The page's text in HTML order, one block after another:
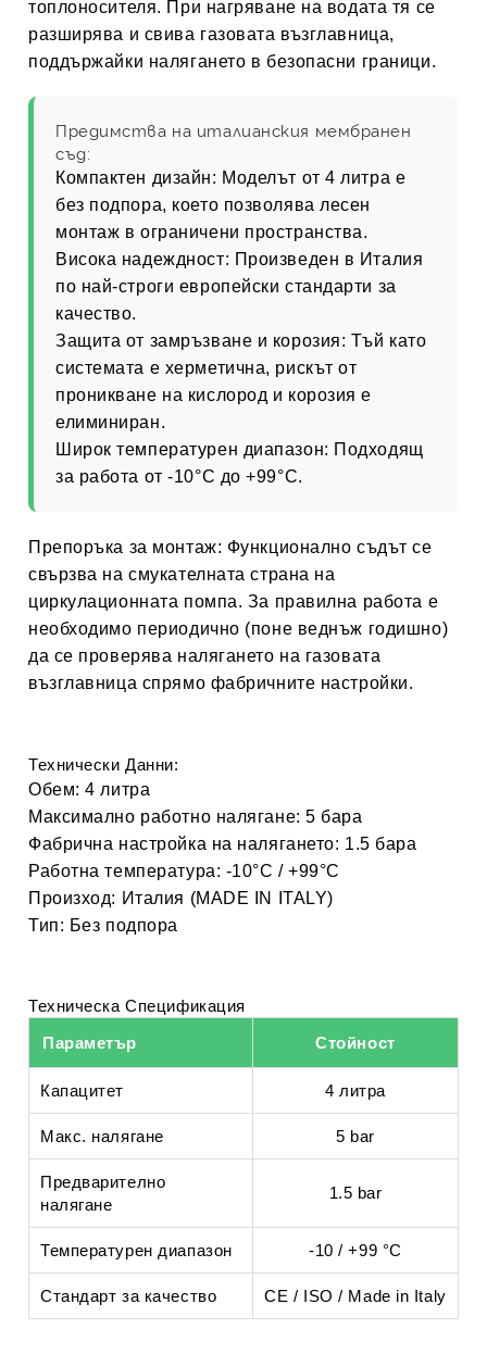
топлоносителя. При нагряване на водата тя се
разширява и свива газовата възглавница,
поддържайки налягането в безопасни граници.
Предимства на италианския мембранен
съд:
Компактен дизайн: Моделът от 4 литра е
без подпора, което позволява лесен
монтаж в ограничени пространства.
Висока надеждност: Произведен в Италия
по най-строги европейски стандарти за
качество.
Защита от замръзване и корозия: Тъй като
системата е херметична, рискът от
проникване на кислород и корозия е
елиминиран.
Широк температурен диапазон: Подходящ
за работа от -10°C до +99°C.
Препоръка за монтаж: Функционално съдът се
свързва на смукателната страна на
циркулационната помпа. За правилна работа е
необходимо периодично (поне веднъж годишно)
да се проверява налягането на газовата
възглавница спрямо фабричните настройки.
Технически Данни:
Обем: 4 литра
Максимално работно налягане: 5 бара
Фабрична настройка на налягането: 1.5 бара
Работна температура: -10°C / +99°C
Произход: Италия (MADE IN ITALY)
Тип: Без подпора
Техническа Спецификация
Параметър
Стойност
Капацитет 4 литра
Макс. налягане 5 bar
Предварително
налягане
1.5 bar
Температурен диапазон -10 / +99 °C
Стандарт за качество CE / ISO / Made in Italy